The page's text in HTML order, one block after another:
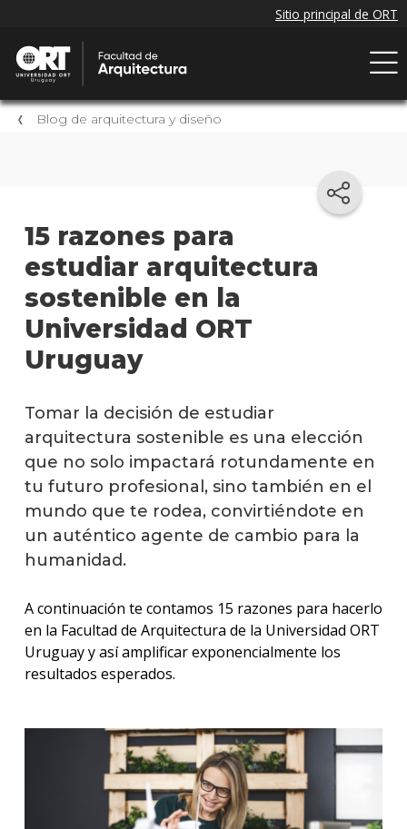
Blog de arquitectura y diseño
15 razones para
estudiar arquitectura
sostenible en la
Universidad ORT
Uruguay
Tomar la decisión de estudiar
arquitectura sostenible es una elección
que no solo impactará rotundamente en
tu futuro profesional, sino también en el
mundo que te rodea, convirtiéndote en
un auténtico agente de cambio para la
humanidad.
A continuación te contamos 15 razones para hacerlo
en la Facultad de Arquitectura de la Universidad ORT
Uruguay y así amplificar exponencialmente los
resultados esperados.